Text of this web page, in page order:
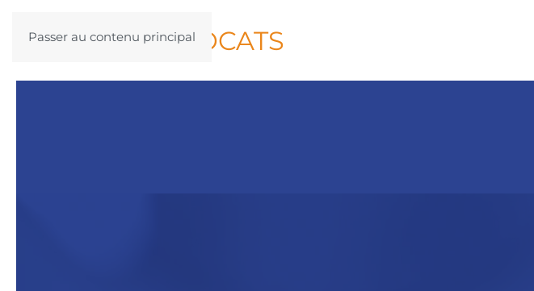
Passer au contenu principal
AEQUAEAVOCATS